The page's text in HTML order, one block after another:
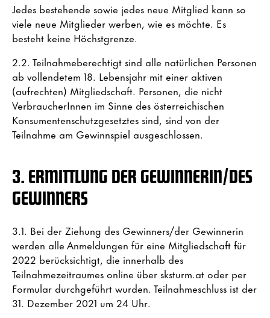
Jedes bestehende sowie jedes neue Mitglied kann so
viele neue Mitglieder werben, wie es möchte. Es
besteht keine Höchstgrenze.
2.2. Teilnahmeberechtigt sind alle natürlichen Personen
ab vollendetem 18. Lebensjahr mit einer aktiven
(aufrechten) Mitgliedschaft. Personen, die nicht
VerbraucherInnen im Sinne des österreichischen
Konsumentenschutzgesetztes sind, sind von der
Teilnahme am Gewinnspiel ausgeschlossen.
3. ERMITTLUNG DER GEWINNERIN/DES
GEWINNERS
3.1. Bei der Ziehung des Gewinners/der Gewinnerin
werden alle Anmeldungen für eine Mitgliedschaft für
2022 berücksichtigt, die innerhalb des
Teilnahmezeitraumes online über sksturm.at oder per
Formular durchgeführt wurden. Teilnahmeschluss ist der
31. Dezember 2021 um 24 Uhr.